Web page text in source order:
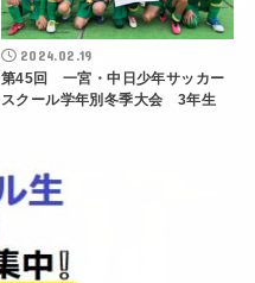
2024.02.19
第45回 一宮・中日少年サッカー
スクール学年別冬季大会 3年生